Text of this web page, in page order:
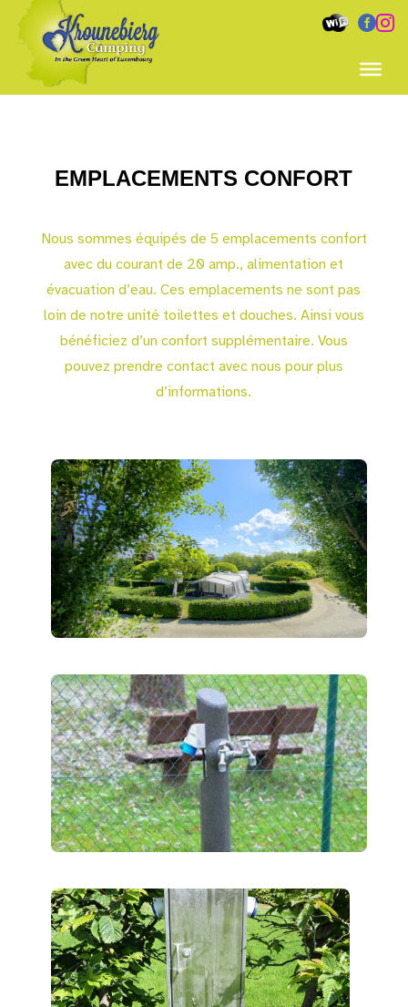

EMPLACEMENTS CONFORT
Nous sommes équipés de 5 emplacements confort
avec du courant de 20 amp., alimentation et
évacuation d’eau. Ces emplacements ne sont pas
loin de notre unité toilettes et douches. Ainsi vous
bénéficiez d’un confort supplémentaire. Vous
pouvez prendre contact avec nous pour plus
d’informations.